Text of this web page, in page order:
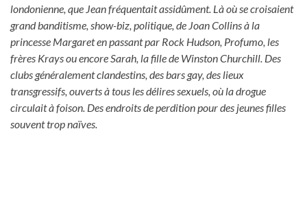
londonienne, que Jean fréquentait assidûment. Là où se croisaient
grand banditisme, show-biz, politique, de Joan Collins à la
princesse Margaret en passant par Rock Hudson, Profumo, les
frères Krays ou encore Sarah, la fille de Winston Churchill. Des
clubs généralement clandestins, des bars gay, des lieux
transgressifs, ouverts à tous les délires sexuels, où la drogue
circulait à foison. Des endroits de perdition pour des jeunes filles
souvent trop naïves.